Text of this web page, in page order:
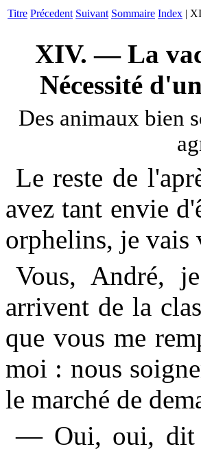
Titre Précedent Suivant Sommaire Index |
XIV. — La
Nécessité
Des animaux bien
Le reste de
avez tant envie
orphelins, je vais
Vous, André,
arrivent de la
que vous me
moi : nous
le marché de
— Oui, oui, dit